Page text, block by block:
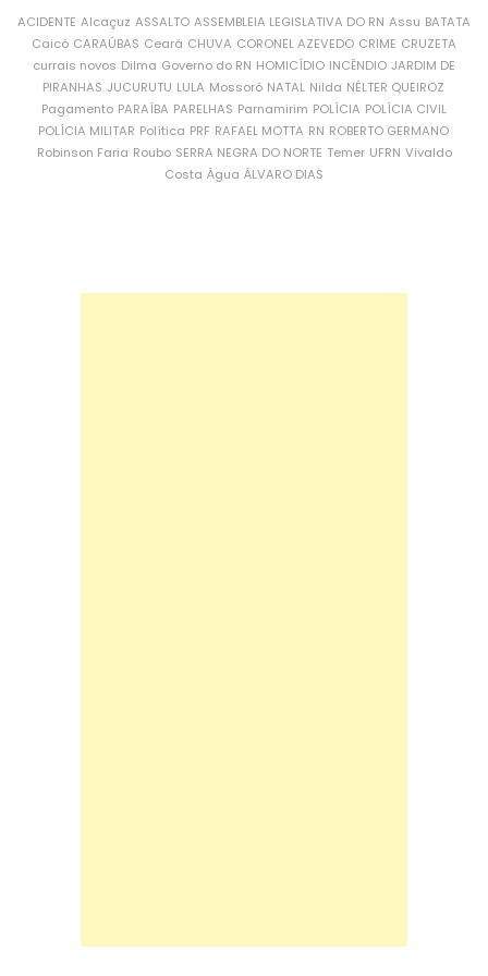
ACIDENTE Alcaçuz ASSALTO ASSEMBLEIA LEGISLATIVA DO RN Assu BATATA
Caicó CARAÚBAS Ceará CHUVA CORONEL AZEVEDO CRIME CRUZETA
currais novos Dilma Governo do RN HOMICÍDIO INCÊNDIO JARDIM DE
PIRANHAS JUCURUTU LULA Mossoró NATAL Nilda NÉLTER QUEIROZ
Pagamento PARAÍBA PARELHAS Parnamirim POLÍCIA POLÍCIA CIVIL
POLÍCIA MILITAR Política PRF RAFAEL MOTTA RN ROBERTO GERMANO
Robinson Faria Roubo SERRA NEGRA DO NORTE Temer UFRN Vivaldo
Costa Água ÁLVARO DIAS